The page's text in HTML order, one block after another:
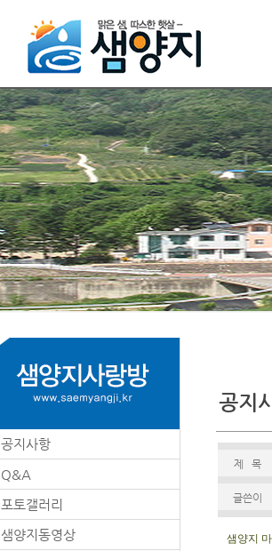
공지사항
Q&A
포토갤러리
샘양지동영상
공지
제 목
글쓴이
샘양지